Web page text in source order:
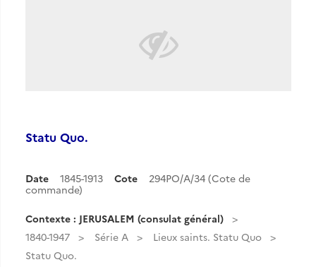
Statu Quo.
Date 1845-1913 Cote
294PO/A/34 (Cote de
commande)
Contexte : JERUSALEM (consulat général)
1840-1947
Série A
Lieux saints. Statu Quo
Statu Quo.